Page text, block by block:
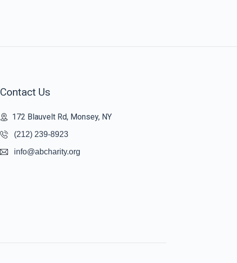
Contact Us
172 Blauvelt Rd, Monsey, NY
(212) 239-8923
info@abcharity.org